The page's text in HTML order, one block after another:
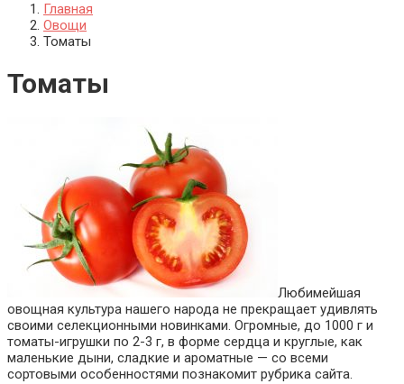
Главная
Овощи
Томаты
Томаты
Любимейшая
овощная культура нашего народа не прекращает удивлять
своими селекционными новинками. Огромные, до 1000 г и
томаты-игрушки по 2-3 г, в форме сердца и круглые, как
маленькие дыни, сладкие и ароматные — со всеми
сортовыми особенностями познакомит рубрика сайта.